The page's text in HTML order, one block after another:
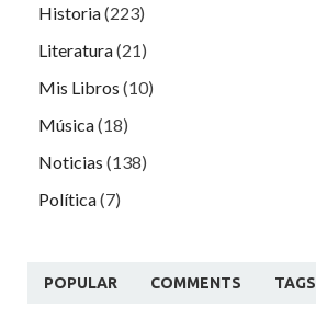
Historia(223)
Literatura(21)
Mis Libros (10)
Música(18)
Noticias (138)
Política(7)
POPULAR COMMENTS TAGS